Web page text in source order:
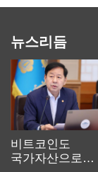
뉴스리듬
비트코인도
국가자산으로…'